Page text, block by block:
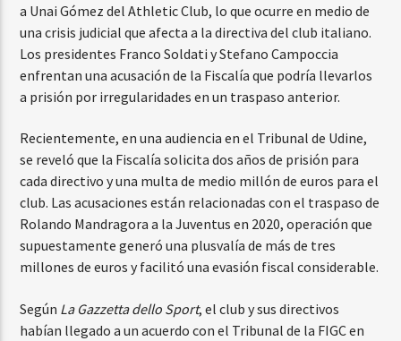
a Unai Gómez del Athletic Club, lo que ocurre en medio de
una crisis judicial que afecta a la directiva del club italiano.
Los presidentes Franco Soldati y Stefano Campoccia
enfrentan una acusación de la Fiscalía que podría llevarlos
a prisión por irregularidades en un traspaso anterior.
Recientemente, en una audiencia en el Tribunal de Udine,
se reveló que la Fiscalía solicita dos años de prisión para
cada directivo y una multa de medio millón de euros para el
club. Las acusaciones están relacionadas con el traspaso de
Rolando Mandragora a la Juventus en 2020, operación que
supuestamente generó una plusvalía de más de tres
millones de euros y facilitó una evasión fiscal considerable.
Según La Gazzetta dello Sport, el club y sus directivos
habían llegado a un acuerdo con el Tribunal de la FIGC en